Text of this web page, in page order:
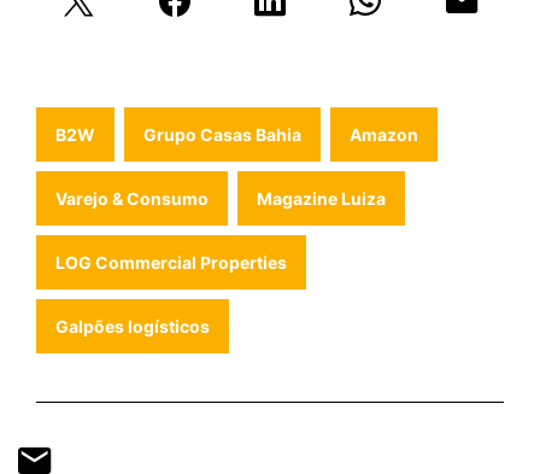
B2W Grupo Casas Bahia Amazon
Varejo & Consumo Magazine Luiza
LOG Commercial Properties
Galpões logísticos